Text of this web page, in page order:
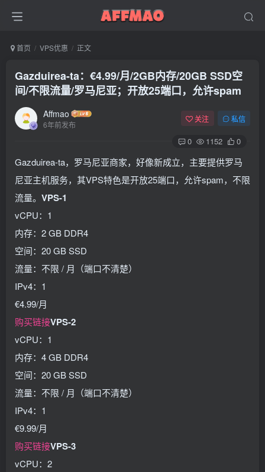
首页 VPS优惠 正文
Gazduirea-ta：€4.99/月/2GB内存/20GB SSD空
间/不限流量/罗马尼亚；开放25端口，允许spam
Affmao
6年前发布
关注 私信
0 1152 0
Gazduirea-ta，罗马尼亚商家，好像新成立，主要提供罗马
尼亚主机服务，其VPS特色是开放25端口，允许spam，不限
流量。 VPS-1
vCPU：1
内存：2 GB DDR4
空间：20 GB SSD
流量：不限 / 月（端口不清楚）
IPv4：1
€4.99/月
购买链接VPS-2
vCPU：1
内存：4 GB DDR4
空间：20 GB SSD
流量：不限 / 月（端口不清楚）
IPv4：1
€9.99/月
购买链接VPS-3
vCPU：2